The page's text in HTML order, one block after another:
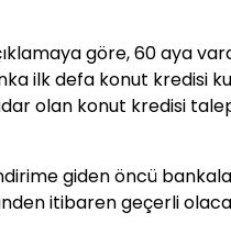
göre, 60 aya
ilk defa konut kredisi
olan konut kredisi
giden öncü
itibaren geçerli